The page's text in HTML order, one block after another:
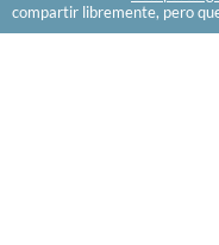
compartir libremente, pero